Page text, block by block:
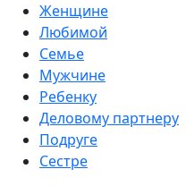
Женщине
Любимой
Семье
Мужчине
Ребенку
Деловому партнеру
Подруге
Сестре